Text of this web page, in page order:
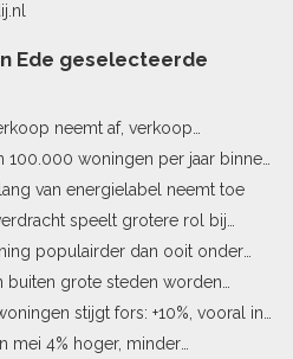
Ede geselecteerde
neemt af, verkoop
100.000 woningen per jaar binnen
van energielabel neemt toe
speelt grotere rol bij
populairder dan ooit onder
buiten grote steden worden
stijgt fors: +10%, vooral in
mei 4% hoger, minder